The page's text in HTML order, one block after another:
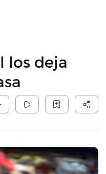
los deja